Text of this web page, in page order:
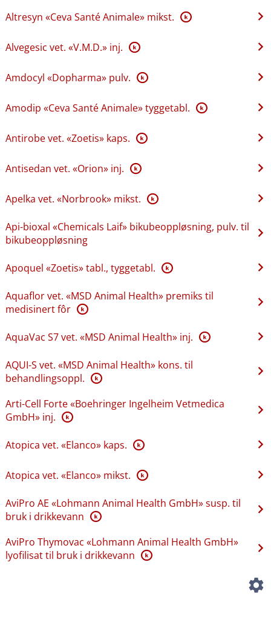
Altresyn «Ceva Santé Animale» mikst. K
Alvegesic vet. «V.M.D.» inj. K
Amdocyl «Dopharma» pulv. K
Amodip «Ceva Santé Animale» tyggetabl. K
Antirobe vet. «Zoetis» kaps. K
Antisedan vet. «Orion» inj. K
Apelka vet. «Norbrook» mikst. K
Api-bioxal «Chemicals Laif» bikubeoppløsning, pulv. til
bikubeoppløsning
Apoquel «Zoetis» tabl., tyggetabl. K
Aquaflor vet. «MSD Animal Health» premiks til
medisinert fôr K
AquaVac S7 vet. «MSD Animal Health» inj. K
AQUI-S vet. «MSD Animal Health» kons. til
behandlingsoppl. K
Arti-Cell Forte «Boehringer Ingelheim Vetmedica
GmbH» inj. K
Atopica vet. «Elanco» kaps. K
Atopica vet. «Elanco» mikst. K
AviPro AE «Lohmann Animal Health GmbH» susp. til
bruk i drikkevann K
AviPro Thymovac «Lohmann Animal Health GmbH»
lyofilisat til bruk i drikkevann K